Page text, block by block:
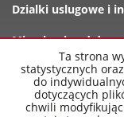
Dzialki uslugowe i
Mieszkania od
Oferty
Ta strona
statystycznych
do
dotyczących
chwili